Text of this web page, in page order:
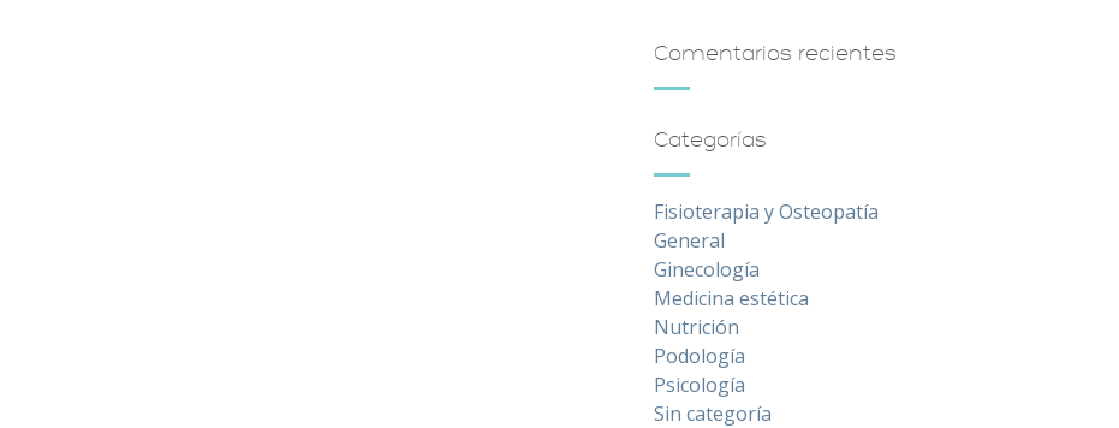
Comentarios recientes
Categorías
Fisioterapia y Osteopatía
General
Ginecología
Medicina estética
Nutrición
Podología
Psicología
Sin categoría